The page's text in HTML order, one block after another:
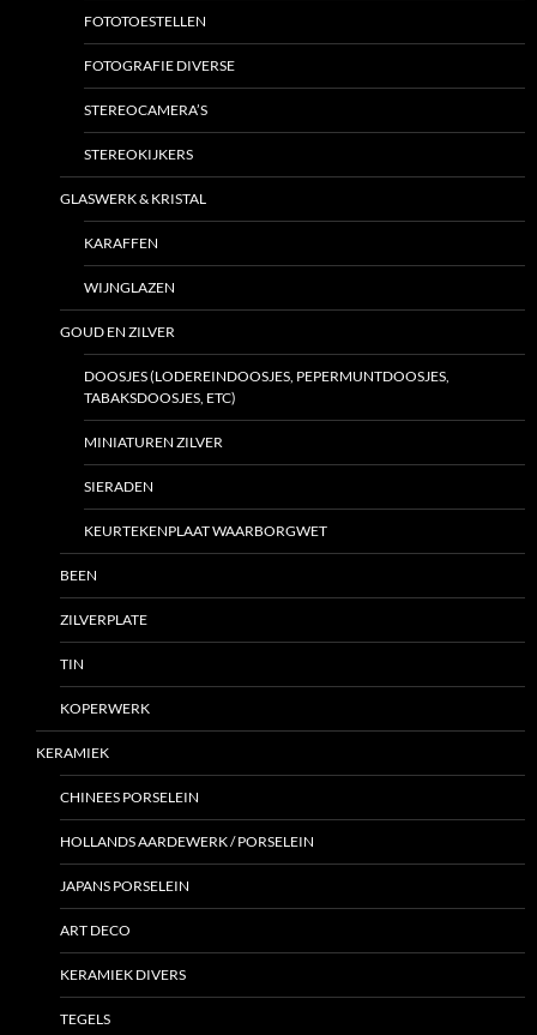
FOTOTOESTELLEN
FOTOGRAFIE DIVERSE
STEREOCAMERA’S
STEREOKIJKERS
GLASWERK & KRISTAL
KARAFFEN
WIJNGLAZEN
GOUD EN ZILVER
DOOSJES (LODEREINDOOSJES, PEPERMUNTDOOSJES,
TABAKSDOOSJES, ETC)
MINIATUREN ZILVER
SIERADEN
KEURTEKENPLAAT WAARBORGWET
BEEN
ZILVERPLATE
TIN
KOPERWERK
KERAMIEK
CHINEES PORSELEIN
HOLLANDS AARDEWERK / PORSELEIN
JAPANS PORSELEIN
ART DECO
KERAMIEK DIVERS
TEGELS